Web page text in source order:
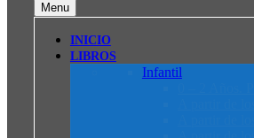
Menu
INICIO
LIBROS
Infantil